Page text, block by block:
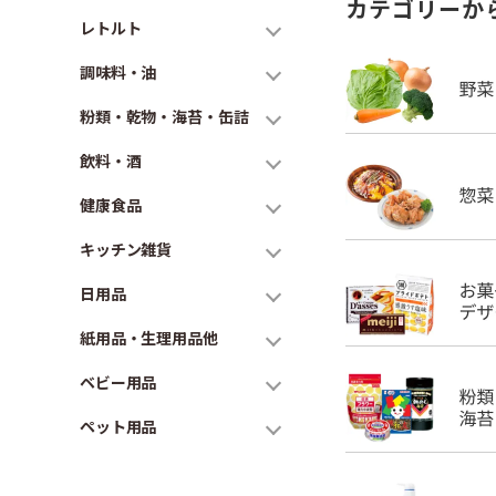
レトルト
調味料・油
粉類・乾物・海苔・缶詰
飲料・酒
健康食品
キッチン雑貨
日用品
紙用品・生理用品他
ベビー用品
ペット用品
カテゴリーか